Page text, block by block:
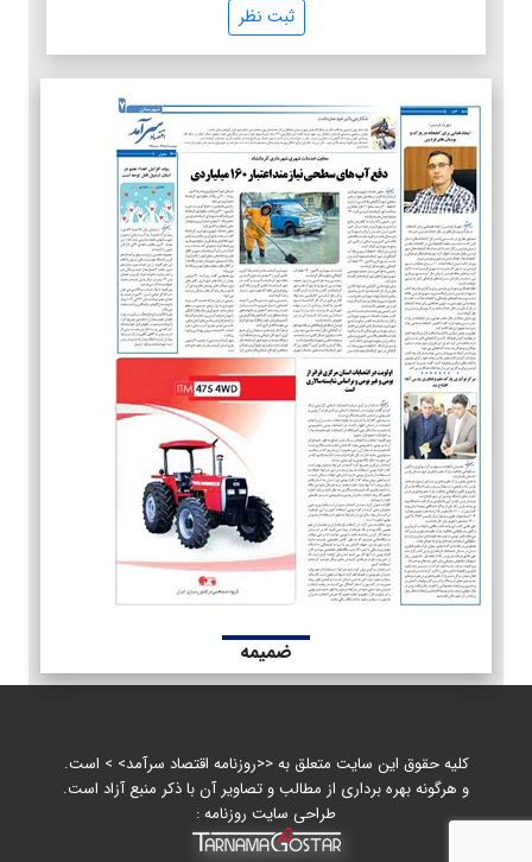
ثبت نظر
ضمیمه
کلیه حقوق این سایت متعلق به <<روزنامه اقتصاد سرآمد> > است.
و هرگونه بهره برداری از مطالب و تصاویر آن با ذکر منبع آزاد است.
طراحی سایت روزنامه :